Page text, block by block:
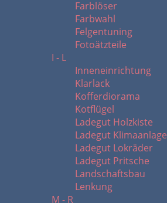
Farblöser
Farbwahl
Felgentuning
Fotoätzteile
I - L
Inneneinrichtung
Klarlack
Kofferdiorama
Kotflügel
Ladegut Holzkiste
Ladegut Klimaanlage
Ladegut Lokräder
Ladegut Pritsche
Landschaftsbau
Lenkung
M - R